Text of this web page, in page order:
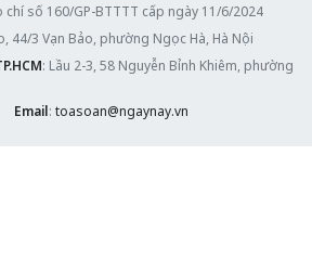
số 160/GP-BTTTT cấp ngày 11/6/2024
44/3 Vạn Bảo, phường Ngọc Hà, Hà Nội
: Lầu 2-3, 58 Nguyễn Bỉnh Khiêm, phường
Email: toasoan@ngaynay.vn